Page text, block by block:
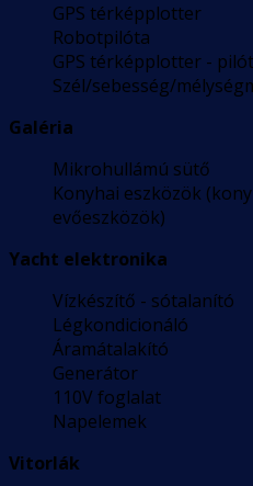
GPS térképplotter
Robotpilóta
GPS térképplotter -
Szél/sebesség/
Galéria
Mikrohullámú sütő
Konyhai eszközök
evőeszközök)
Yacht elektronika
Vízkészítő - sótalanító
Légkondicionáló
Áramátalakító
Generátor
110V foglalat
Napelemek
Vitorlák